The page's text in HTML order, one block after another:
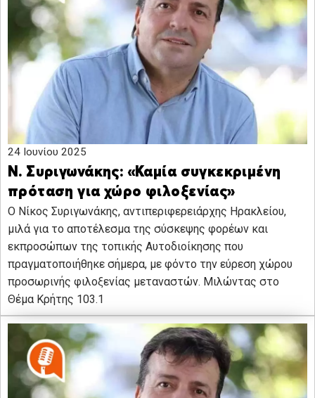
24 Ιουνίου 2025
Ν. Συριγωνάκης: «Καμία συγκεκριμένη
πρόταση για χώρο φιλοξενίας»
Ο Νίκος Συριγωνάκης, αντιπεριφερειάρχης Ηρακλείου,
μιλά για το αποτέλεσμα της σύσκεψης φορέων και
εκπροσώπων της τοπικής Αυτοδιοίκησης που
πραγματοποιήθηκε σήμερα, με φόντο την εύρεση χώρου
προσωρινής φιλοξενίας μεταναστών. Μιλώντας στο
Θέμα Κρήτης 103.1